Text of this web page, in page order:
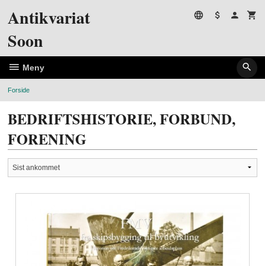
Antikvariat
Soon
Meny
Forside
BEDRIFTSHISTORIE, FORBUND,
FORENING